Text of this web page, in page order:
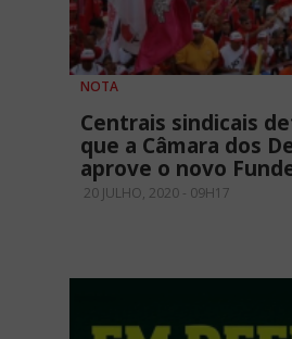
NOTA
Centrais sindicais
que a Câmara dos
aprove o novo
20 JULHO, 2020 - 09H17